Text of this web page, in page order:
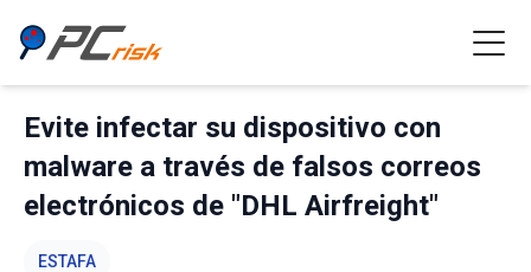
Evite infectar su dispositivo con
malware a través de falsos correos
electrónicos de "DHL Airfreight"
ESTAFA